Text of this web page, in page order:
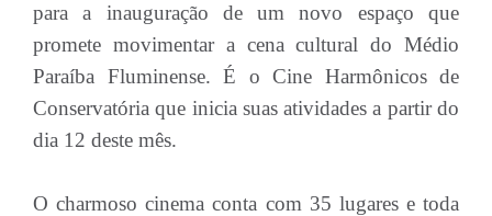
para a inauguração de um novo espaço que
promete movimentar a cena cultural do Médio
Paraíba Fluminense. É o Cine Harmônicos de
Conservatória que inicia suas atividades a partir do
dia 12 deste mês.
O charmoso cinema conta com 35 lugares e toda